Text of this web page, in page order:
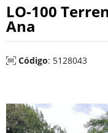
LO-100
Ana
Código: 5128043